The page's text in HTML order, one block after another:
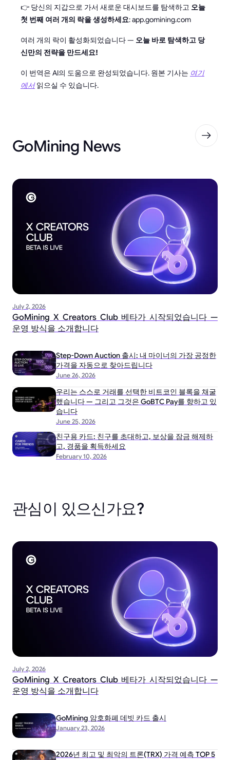
👉 당신의 지갑으로 가서 새로운 대시보드를 탐색하고 오늘
첫 번째 여러 개의 락을 생성하세요: app.gomining.com
여러 개의 락이 활성화되었습니다 — 오늘 바로 탐색하고 당
신만의 전략을 만드세요!
이 번역은 AI의 도움으로 완성되었습니다. 원본 기사는 여기
에서읽으실 수 있습니다.
GoMining News
July 2, 2026
GoMining X Creators Club 베타가 시작되었습니다 —
운영 방식을 소개합니다
June 26, 2026
Step-Down Auction 출시: 내 마이너의 가장 공정한
가격을 자동으로 찾아드립니다
June 25, 2026
우리는 스스로 거래를 선택한 비트코인 블록을 채굴
했습니다 — 그리고 그것은 GoBTC Pay를 향하고 있
습니다
February 10, 2026
친구용 카드: 친구를 초대하고, 보상을 잠금 해제하
고, 경품을 획득하세요
관심이 있으신가요?
July 2, 2026
GoMining X Creators Club 베타가 시작되었습니다 —
운영 방식을 소개합니다
January 23, 2026
GoMining 암호화폐 데빗 카드 출시
2026년 최고 및 최악의 트론(TRX) 가격 예측 TOP 5